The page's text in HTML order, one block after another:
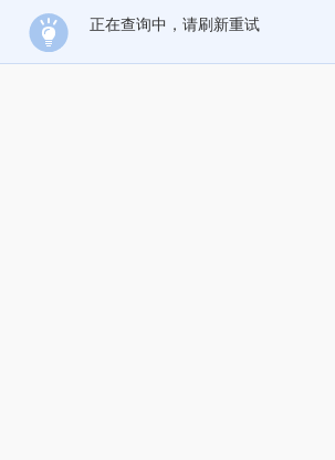
正在查询中，请刷新重试